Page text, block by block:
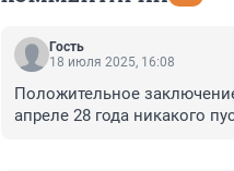
Гость
18 июля 2025, 16:08
Положительное
апреле 28 года никакого